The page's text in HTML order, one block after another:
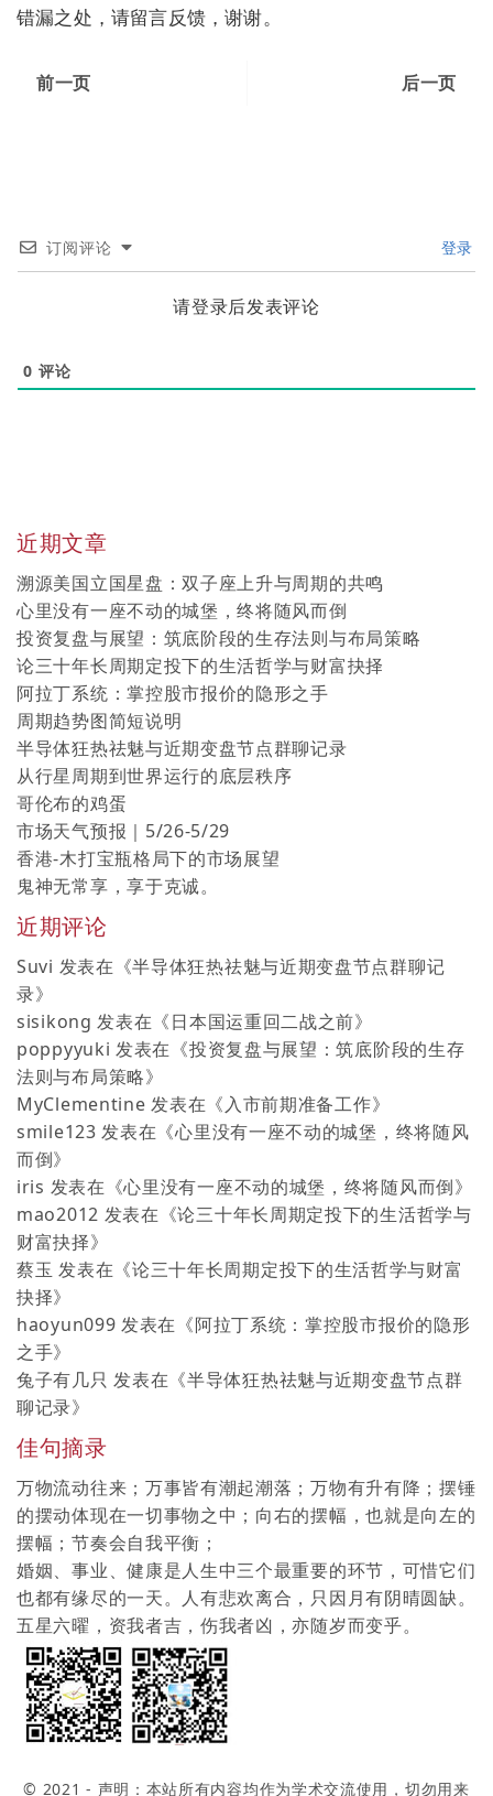
错漏之处，请留言反馈，谢谢。
前一页 后一页
订阅评论 登录
请登录后发表评论
0 评论
近期文章
溯源美国立国星盘：双子座上升与周期的共鸣
心里没有一座不动的城堡，终将随风而倒
投资复盘与展望：筑底阶段的生存法则与布局策略
论三十年长周期定投下的生活哲学与财富抉择
阿拉丁系统：掌控股市报价的隐形之手
周期趋势图简短说明
半导体狂热祛魅与近期变盘节点群聊记录
从行星周期到世界运行的底层秩序
哥伦布的鸡蛋
市场天气预报｜5/26-5/29
香港-木打宝瓶格局下的市场展望
鬼神无常享，享于克诚。
近期评论
Suvi 发表在《半导体狂热祛魅与近期变盘节点群聊记
录》
sisikong 发表在《日本国运重回二战之前》
poppyyuki 发表在《投资复盘与展望：筑底阶段的生存
法则与布局策略》
MyClementine 发表在《入市前期准备工作》
smile123 发表在《心里没有一座不动的城堡，终将随风
而倒》
iris 发表在《心里没有一座不动的城堡，终将随风而倒》
mao2012 发表在《论三十年长周期定投下的生活哲学与
财富抉择》
蔡玉 发表在《论三十年长周期定投下的生活哲学与财富
抉择》
haoyun099 发表在《阿拉丁系统：掌控股市报价的隐形
之手》
兔子有几只 发表在《半导体狂热祛魅与近期变盘节点群
聊记录》
佳句摘录
万物流动往来；万事皆有潮起潮落；万物有升有降；摆锤
的摆动体现在一切事物之中；向右的摆幅，也就是向左的
摆幅；节奏会自我平衡；
婚姻、事业、健康是人生中三个最重要的环节，可惜它们
也都有缘尽的一天。人有悲欢离合，只因月有阴晴圆缺。
五星六曜，资我者吉，伤我者凶，亦随岁而变乎。
© 2021 - 声明：本站所有内容均作为学术交流使用，切勿用来